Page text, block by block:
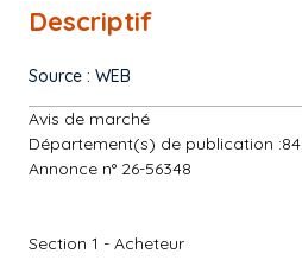
Descriptif
Source : WEB
Avis de marché
Département(s) de publication :84
Annonce n° 26-56348
Section 1 - Acheteur